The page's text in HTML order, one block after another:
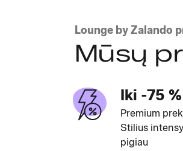
Lounge by Zalando
Mūsų
Iki -75
Premium
Stilius
pigiau